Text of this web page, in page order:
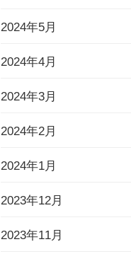
2024年5月
2024年4月
2024年3月
2024年2月
2024年1月
2023年12月
2023年11月